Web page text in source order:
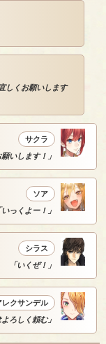
しくお願いします
サクラ
願いします！」
ソア
いっくよー！」
シラス
「いくぜ！」
レクサンデル
よろしく頼む」